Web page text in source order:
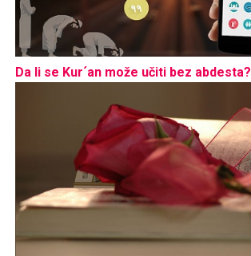
Da li se Kur´an može učiti bez abdesta?